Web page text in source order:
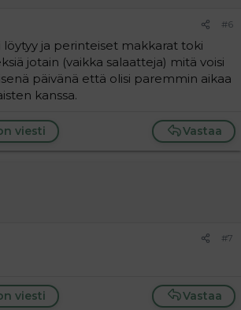
#6
löytyy ja perinteiset makkarat toki
jotain (vaikka salaatteja) mitä voisi
päivänä että olisi paremmin aikaa
kanssa.
Vastaa
viesti
#7
Vastaa
viesti